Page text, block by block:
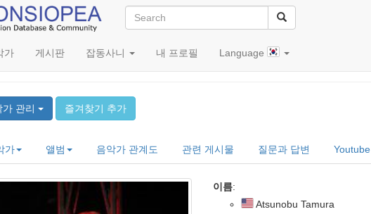
가 게시판 잡동사니 내 프로필 Language
Tamura (田村篤信)
가 관리 즐겨찾기 추가
가 앨범 음악가 관계도 관련 게시물 질문과 답변 Youtube
이름:
Atsunobu Tamura